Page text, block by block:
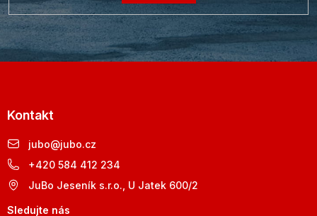
Kontakt
jubo@jubo.cz
+420 584 412 234
JuBo Jeseník s.r.o., U Jatek 600/2
Sledujte nás